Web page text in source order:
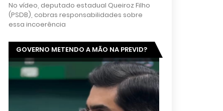
No vídeo, deputado estadual Queiroz Filho
(PSDB), cobras responsabilidades sobre
essa incoerência
GOVERNO METENDO A MÃO NA PREVID?